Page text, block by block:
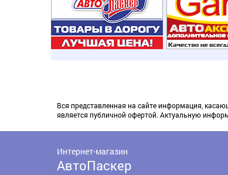
Вся представленная на сайте информация,
является публичной офертой. Актуальную
Интернет-магазин
АвтоПаскер
Доставка